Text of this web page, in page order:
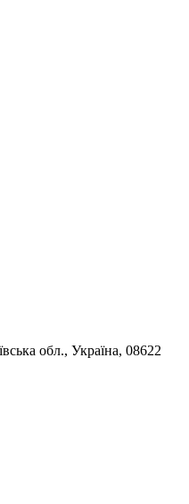
обл., Україна, 08622